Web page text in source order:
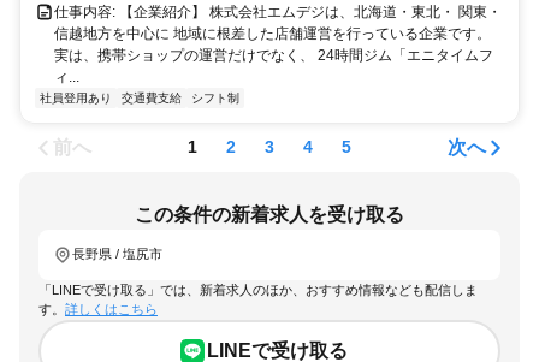
仕事内容: 【企業紹介】 株式会社エムデジは、北海道・東北・ 関東・
信越地方を中心に 地域に根差した店舗運営を行っている企業です。
実は、携帯ショップの運営だけでなく、 24時間ジム「エニタイムフ
ィ...
社員登用あり 交通費支給 シフト制
前へ 1 2 3 4 5 次へ
この条件の新着求人を受け取る
長野県 / 塩尻市
「LINEで受け取る」では、新着求人のほか、おすすめ情報なども配信しま
す。 詳しくはこちら
LINEで受け取る